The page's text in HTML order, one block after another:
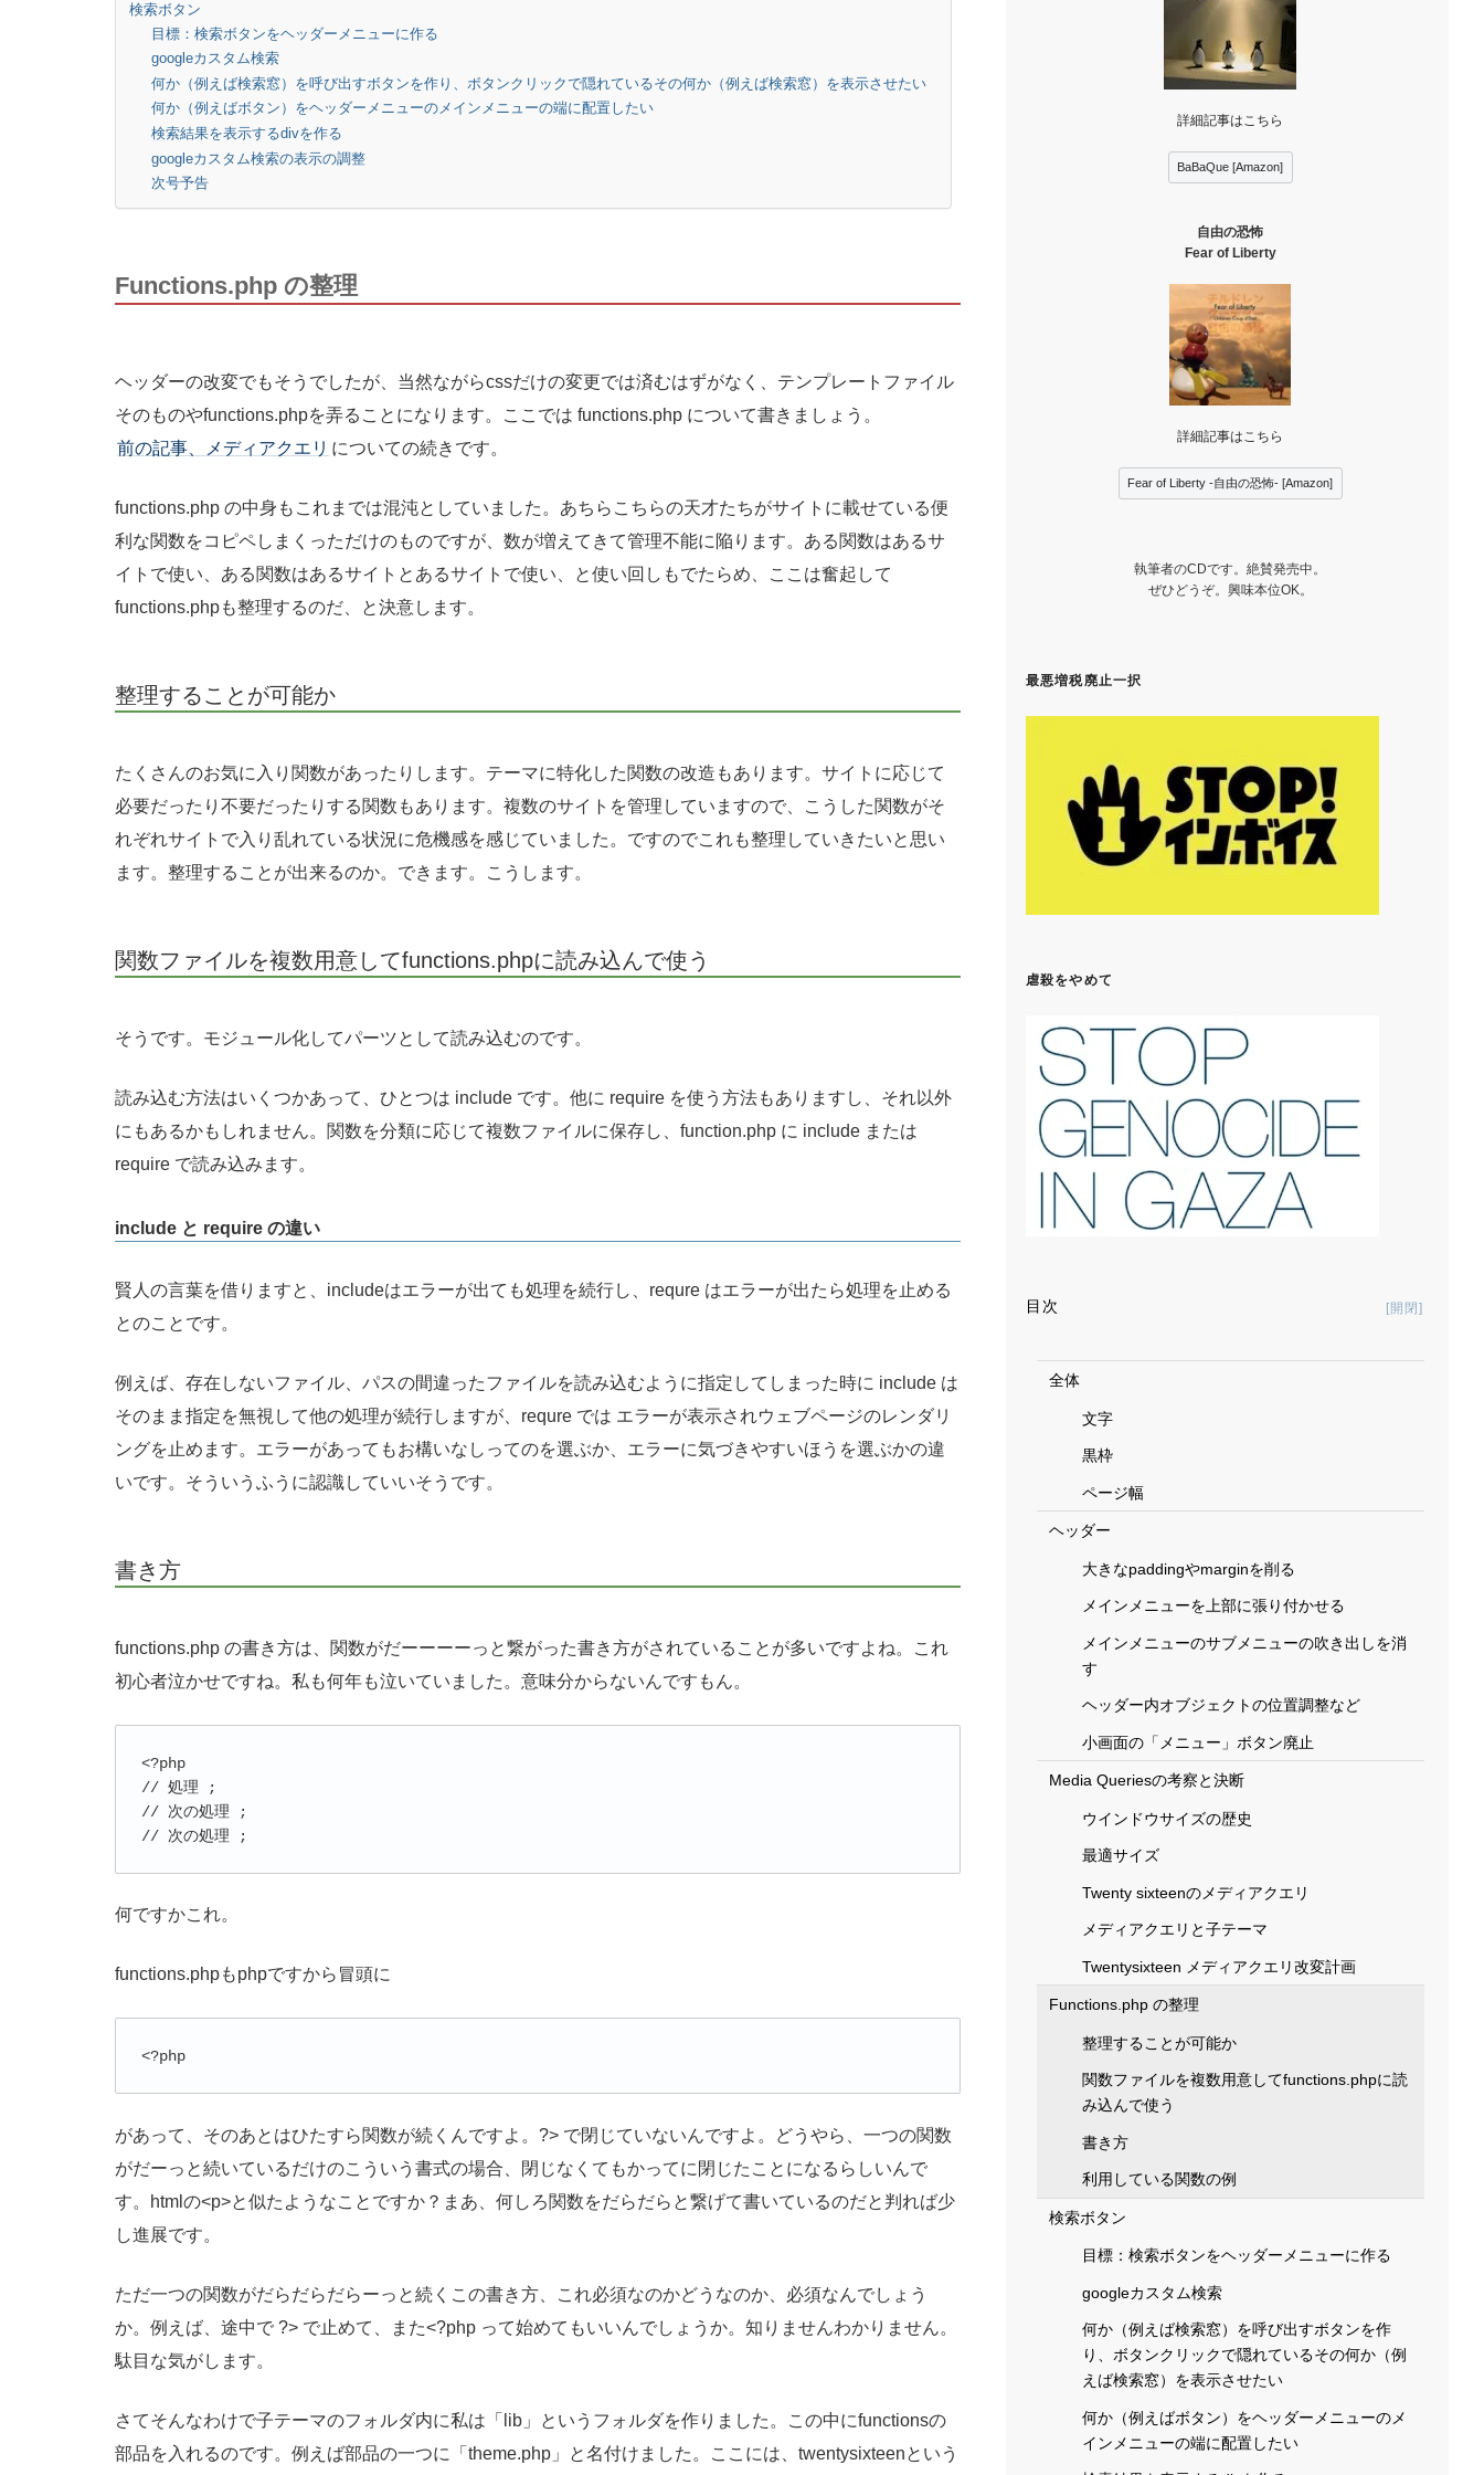
検索ボタン
目標：検索ボタンをヘッダーメニューに作る
googleカスタム検索
何か（例えば検索窓）を呼び出すボタンを作り、ボタンクリックで隠れているその何か（例えば検索窓）を表示させたい
何か（例えばボタン）をヘッダーメニューのメインメニューの端に配置したい
検索結果を表示するdivを作る
googleカスタム検索の表示の調整
次号予告
Functions.php の整理
ヘッダーの改変でもそうでしたが、当然ながらcssだけの変更では済むはずがなく、テンプレートファイル
そのものやfunctions.phpを弄ることになります。ここでは functions.php について書きましょう。
前の記事、メディアクエリ についての続きです。
functions.php の中身もこれまでは混沌としていました。あちらこちらの天才たちがサイトに載せている便
利な関数をコピペしまくっただけのものですが、数が増えてきて管理不能に陥ります。ある関数はあるサ
イトで使い、ある関数はあるサイトとあるサイトで使い、と使い回しもでたらめ、ここは奮起して
functions.phpも整理するのだ、と決意します。
整理することが可能か
たくさんのお気に入り関数があったりします。テーマに特化した関数の改造もあります。サイトに応じて
必要だったり不要だったりする関数もあります。複数のサイトを管理していますので、こうした関数がそ
れぞれサイトで入り乱れている状況に危機感を感じていました。ですのでこれも整理していきたいと思い
ます。整理することが出来るのか。できます。こうします。
関数ファイルを複数用意してfunctions.phpに読み込んで使う
そうです。モジュール化してパーツとして読み込むのです。
読み込む方法はいくつかあって、ひとつは include です。他に require を使う方法もありますし、それ以外
にもあるかもしれません。関数を分類に応じて複数ファイルに保存し、function.php に include または
require で読み込みます。
include と require の違い
賢人の言葉を借りますと、includeはエラーが出ても処理を続行し、requre はエラーが出たら処理を止める
とのことです。
例えば、存在しないファイル、パスの間違ったファイルを読み込むように指定してしまった時に include は
そのまま指定を無視して他の処理が続行しますが、requre では エラーが表示されウェブページのレンダリ
ングを止めます。エラーがあってもお構いなしってのを選ぶか、エラーに気づきやすいほうを選ぶかの違
いです。そういうふうに認識していいそうです。
書き方
functions.php の書き方は、関数がだーーーーっと繋がった書き方がされていることが多いですよね。これ
初心者泣かせですね。私も何年も泣いていました。意味分からないんですもん。
<?php
// 処理 ;
// 次の処理 ;
何ですかこれ。
functions.phpもphpですから冒頭に
<?php
があって、そのあとはひたすら関数が続くんですよ。?> で閉じていないんですよ。どうやら、一つの関数
がだーっと続いているだけのこういう書式の場合、閉じなくてもかってに閉じたことになるらしいんで
す。htmlの<p>と似たようなことですか？まあ、何しろ関数をだらだらと繋げて書いているのだと判れば少
し進展です。
ただ一つの関数がだらだらだらーっと続くこの書き方、これ必須なのかどうなのか、必須なんでしょう
か。例えば、途中で ?> で止めて、また<?php って始めてもいいんでしょうか。知りませんわかりません。
駄目な気がします。
さてそんなわけで子テーマのフォルダ内に私は「lib」というフォルダを作りました。この中にfunctionsの
部品を入れるのです。例えば部品の一つに「theme.php」と名付けました。ここには、twentysixteenという
詳細記事はこちら
BaBaQue [Amazon]
自由の恐怖
Fear of Liberty
詳細記事はこちら
Fear of Liberty -自由の恐怖- [Amazon]
執筆者のCDです。絶賛発売中。
ぜひどうぞ。興味本位OK。
最悪増税廃止一択
虐殺をやめて
目次 Toggle
全体
文字
黒枠
ページ幅
ヘッダー
大きなpaddingやmarginを削る
メインメニューを上部に張り付かせる
メインメニューのサブメニューの吹き出しを消
す
ヘッダー内オブジェクトの位置調整など
小画面の「メニュー」ボタン廃止
Media Queriesの考察と決断
ウインドウサイズの歴史
最適サイズ
Twenty sixteenのメディアクエリ
メディアクエリと子テーマ
Twentysixteen メディアクエリ改変計画
Functions.php の整理
整理することが可能か
関数ファイルを複数用意してfunctions.phpに読
み込んで使う
書き方
利用している関数の例
検索ボタン
目標：検索ボタンをヘッダーメニューに作る
googleカスタム検索
何か（例えば検索窓）を呼び出すボタンを作
り、ボタンクリックで隠れているその何か（例
えば検索窓）を表示させたい
何か（例えばボタン）をヘッダーメニューのメ
インメニューの端に配置したい